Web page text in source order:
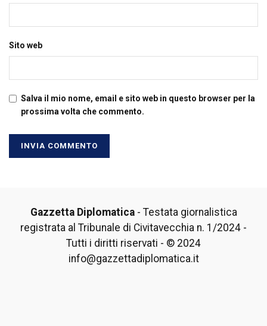
Sito web
Salva il mio nome, email e sito web in questo browser per la
prossima volta che commento.
Gazzetta Diplomatica- Testata giornalistica
registrata al Tribunale di Civitavecchia n. 1/2024 -
Tutti i diritti riservati - © 2024
info@gazzettadiplomatica.it